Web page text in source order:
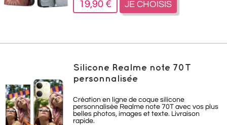
19,90 € JE CHOISIS
Silicone Realme note 70T
personnalisée
Création en ligne de coque silicone
personnalisée Realme note 70T avec vos plus
belles photos, images et texte. Livraison
rapide.